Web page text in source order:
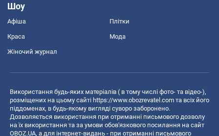
Шоу
Афіша Плітки
Краса Мода
Жіночий журнал
Використання будь-яких матеріалів ( в тому числі фото- та відео-),
розміщених на цьому сайті https://www.obozrevatel.com та всіх його
піддоменах, в будь-якому вигляді суворо заборонено.
Дозволяється використання при отриманні письмового дозволу
на їх використання та за умови обов'язкового посилання на сайт
OBOZ.UA, а для інтернет-видань - при отриманні письмового